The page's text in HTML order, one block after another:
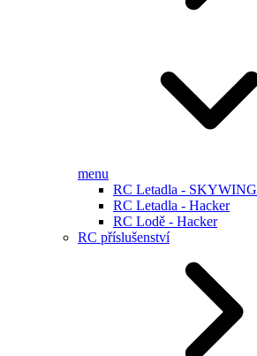
menu
RC Letadla - SKYWING
RC Letadla - Hacker
RC Lodě - Hacker
RC příslušenství